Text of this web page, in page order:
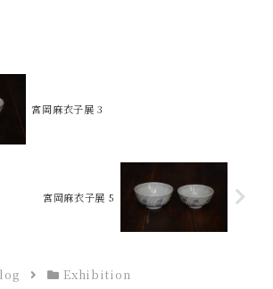
宮岡麻衣子展 3
宮岡麻衣子展 5
Exhibition